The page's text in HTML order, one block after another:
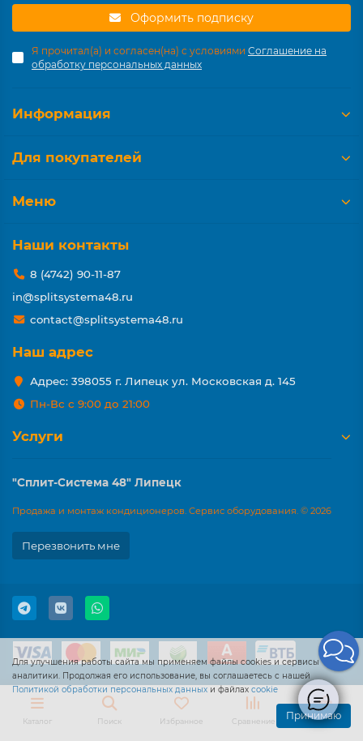
Для улучшения работы сайта мы применяем файлы cookies и сервисы
аналитики. Продолжая его использование, вы соглашаетесь с нашей
Политикой обработки персональных данных и файлах cookie
Принимаю
Оформить подписку
Я прочитал(а) и согласен(на) с условиями Соглашение на
обработку персональных данных
Информация
Для покупателей
Меню
Наши контакты
8 (4742) 90-11-87
in@splitsystema48.ru
contact@splitsystema48.ru
Наш адрес
Адрес: 398055 г. Липецк ул. Московская д. 145
Пн-Вс с 9:00 до 21:00
Услуги
"Сплит-Система 48" Липецк
Продажа и монтаж кондиционеров. Сервис оборудования. © 2026
Перезвонить мне
Каталог Поиск Избранное Сравнение Корзина